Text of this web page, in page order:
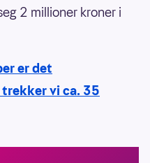
2 millioner kroner i
er det
vi ca. 35